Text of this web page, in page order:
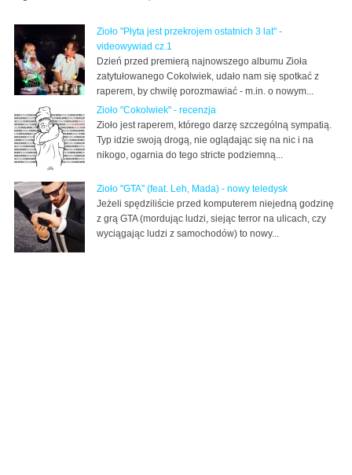
Zioło "Płyta jest przekrojem ostatnich 3 lat" -
videowywiad cz.1
Dzień przed premierą najnowszego albumu Zioła
zatytułowanego Cokolwiek, udało nam się spotkać z
raperem, by chwilę porozmawiać - m.in. o nowym...
Zioło "Cokolwiek" - recenzja
Zioło jest raperem, którego darzę szczególną sympatią.
Typ idzie swoją drogą, nie oglądając się na nic i na
nikogo, ogarnia do tego stricte podziemną...
Zioło "GTA" (feat. Leh, Mada) - nowy teledysk
Jeżeli spędziliście przed komputerem niejedną godzinę
z grą GTA (mordując ludzi, siejąc terror na ulicach, czy
wyciągając ludzi z samochodów) to nowy...